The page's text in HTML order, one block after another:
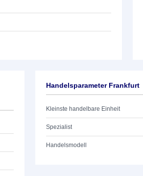
Handelsparameter Frankfurt
Kleinste handelbare Einheit
Spezialist
Handelsmodell